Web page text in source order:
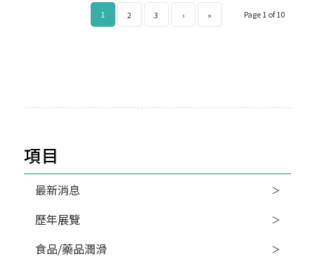
Page 1 of 10
1 2 3 › »
項目
最新消息
歷年展覽
食品/藥品潤滑